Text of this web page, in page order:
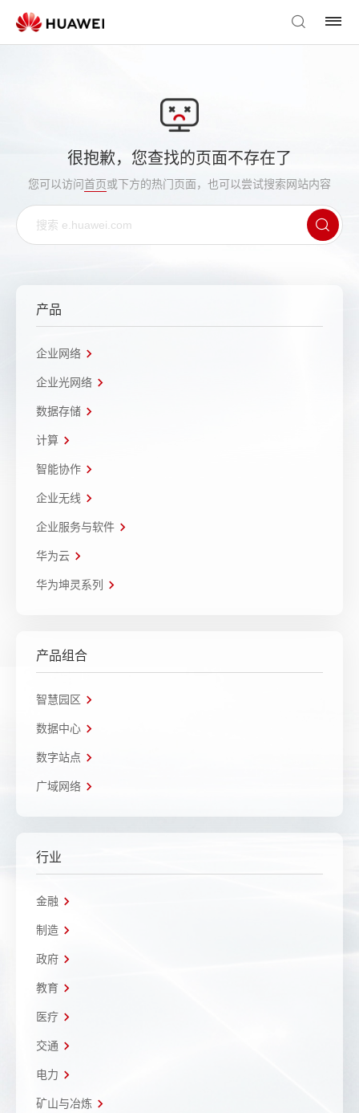
很抱歉，您查找的页面不存在了
您可以访问首页或下方的热门页面，也可以尝试搜索网站内容
产品
企业网络
企业光网络
数据存储
计算
智能协作
企业无线
企业服务与软件
华为云
华为坤灵系列
产品组合
智慧园区
数据中心
数字站点
广域网络
行业
金融
制造
政府
教育
医疗
交通
电力
矿山与冶炼